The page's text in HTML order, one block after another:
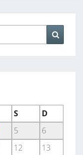
S
D
5
6
12
13